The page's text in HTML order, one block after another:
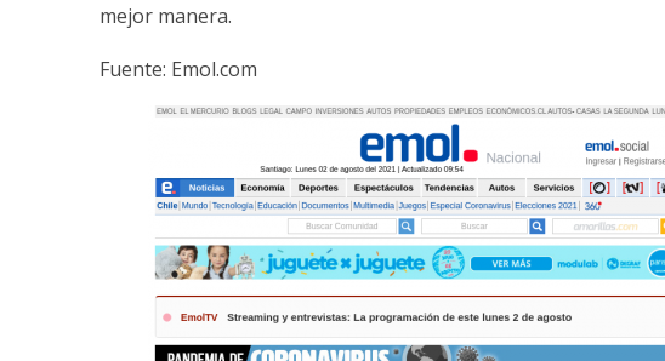
mejor manera.
Fuente: Emol.com